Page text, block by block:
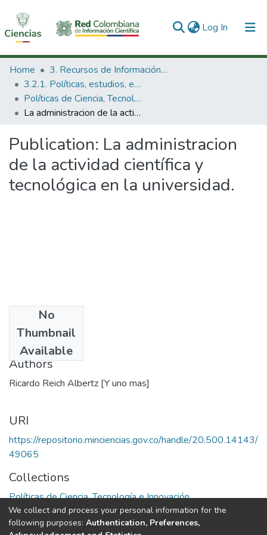
Log In (current)
Communities & Collections
All of DSpace
Statistics
Home
3. Recursos de Información Científica y Tecnológica
3.2.1. Políticas, estudios, evaluaciones e indicadores de CTeI
Políticas de Ciencia, Tecnología e Innovación
La administracion de la actividad científica y tecnológica en la universidad.
Publication: La administracion
de la actividad científica y
tecnológica en la universidad.
No
Thumbnail
Available
1979
Authors
Ricardo Reich Albertz [Y uno mas]
URI
https://repositorio.minciencias.gov.co/handle/20.500.14143/
49065
Collections
Políticas de Ciencia, Tecnología e Innovación
Full item page
We collect and process your personal information for the
following purposes: Authentication, Preferences,